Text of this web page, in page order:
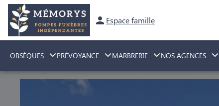
Espace famille
OBSÈQUES PRÉVOYANCE MARBRERIE NOS AGENCES